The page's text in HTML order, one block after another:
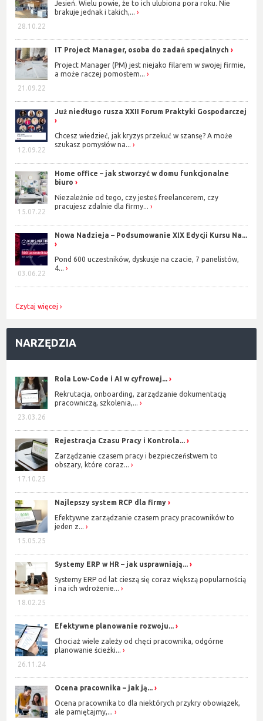
28.10.22
Jesień. Wielu powie, że to ich ulubiona pora roku. Nie
brakuje jednak i takich,...
21.09.22
IT Project Manager, osoba do zadań specjalnych
Project Manager (PM) jest niejako filarem w swojej firmie,
a może raczej pomostem...
12.09.22
Już niedługo rusza XXII Forum Praktyki Gospodarczej
Chcesz wiedzieć, jak kryzys przekuć w szansę? A może
szukasz pomysłów na...
15.07.22
Home office – jak stworzyć w domu funkcjonalne
biuro
Niezależnie od tego, czy jesteś freelancerem, czy
pracujesz zdalnie dla firmy...
03.06.22
Nowa Nadzieja – Podsumowanie XIX Edycji Kursu Na...
Pond 600 uczestników, dyskusje na czacie, 7 panelistów,
4...
Czytaj więcej
NARZĘDZIA
23.03.26
Rola Low-Code i AI w cyfrowej...
Rekrutacja, onboarding, zarządzanie dokumentacją
pracowniczą, szkolenia,...
17.10.25
Rejestracja Czasu Pracy i Kontrola...
Zarządzanie czasem pracy i bezpieczeństwem to
obszary, które coraz...
15.05.25
Najlepszy system RCP dla firmy
Efektywne zarządzanie czasem pracy pracowników to
jeden z...
18.02.25
Systemy ERP w HR – jak usprawniają...
Systemy ERP od lat cieszą się coraz większą popularnością
i na ich wdrożenie...
26.11.24
Efektywne planowanie rozwoju...
Chociaż wiele zależy od chęci pracownika, odgórne
planowanie ścieżki...
Ocena pracownika – jak ją...
Ocena pracownika to dla niektórych przykry obowiązek,
ale pamiętajmy,...